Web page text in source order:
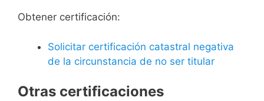
Obtener certificación:
Solicitar certificación catastral negativa
de la circunstancia de no ser titular
Otras certificaciones